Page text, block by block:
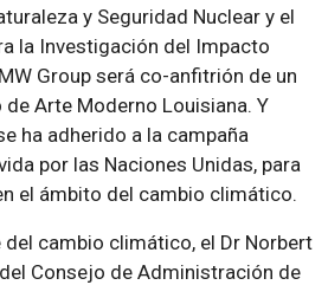
y Seguridad Nuclear y el
la Investigación del Impacto
Group será co-anfitrión de un
Arte Moderno Louisiana. Y
ha adherido a la campaña
por las Naciones Unidas, para
el ámbito del cambio climático.
del cambio climático, el Dr Norbert
Consejo de Administración de